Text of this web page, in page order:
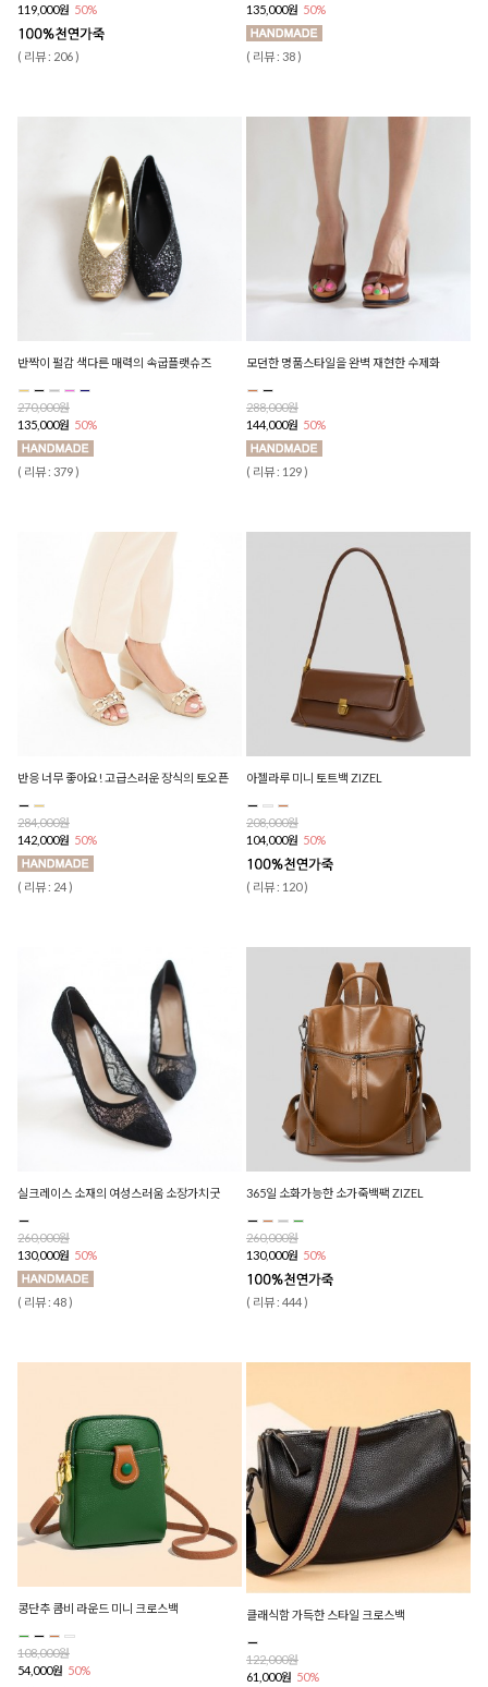
119,000원 50%
( 리뷰 : 206 )
135,000원 50%
( 리뷰 : 38 )
반짝이 펄감 색다른 매력의 속굽플랫슈즈
270,000원
135,000원 50%
( 리뷰 : 379 )
모던한 명품스타일을 완벽 재현한 수제화
288,000원
144,000원 50%
( 리뷰 : 129 )
반응 너무 좋아요! 고급스러운 장식의 토오픈
284,000원
142,000원 50%
( 리뷰 : 24 )
아젤라루 미니 토트백 ZIZEL
208,000원
104,000원 50%
( 리뷰 : 120 )
실크레이스 소재의 여성스러움 소장가치굿
260,000원
130,000원 50%
( 리뷰 : 48 )
365일 소화가능한 소가죽백팩 ZIZEL
260,000원
130,000원 50%
( 리뷰 : 444 )
콩단추 콤비 라운드 미니 크로스백
108,000원
54,000원 50%
클래식함 가득한 스타일 크로스백
122,000원
61,000원 50%